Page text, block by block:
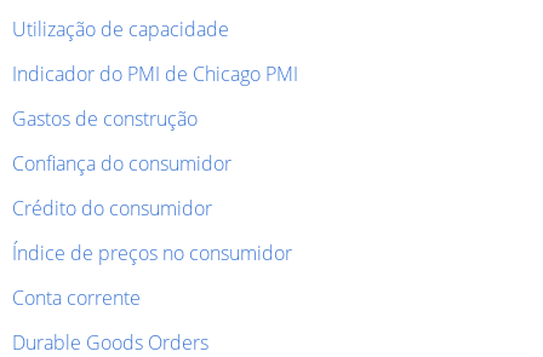
Utilização de capacidade
Indicador do PMI de Chicago PMI
Gastos de construção
Confiança do consumidor
Crédito do consumidor
Índice de preços no consumidor
Conta corrente
Durable Goods Orders